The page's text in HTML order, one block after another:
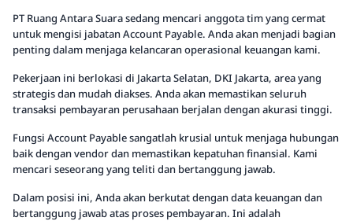
PT Ruang Antara Suara sedang mencari anggota tim yang cermat
untuk mengisi jabatan Account Payable. Anda akan menjadi bagian
penting dalam menjaga kelancaran operasional keuangan kami.
Pekerjaan ini berlokasi di Jakarta Selatan, DKI Jakarta, area yang
strategis dan mudah diakses. Anda akan memastikan seluruh
transaksi pembayaran perusahaan berjalan dengan akurasi tinggi.
Fungsi Account Payable sangatlah krusial untuk menjaga hubungan
baik dengan vendor dan memastikan kepatuhan finansial. Kami
mencari seseorang yang teliti dan bertanggung jawab.
Dalam posisi ini, Anda akan berkutat dengan data keuangan dan
bertanggung jawab atas proses pembayaran. Ini adalah